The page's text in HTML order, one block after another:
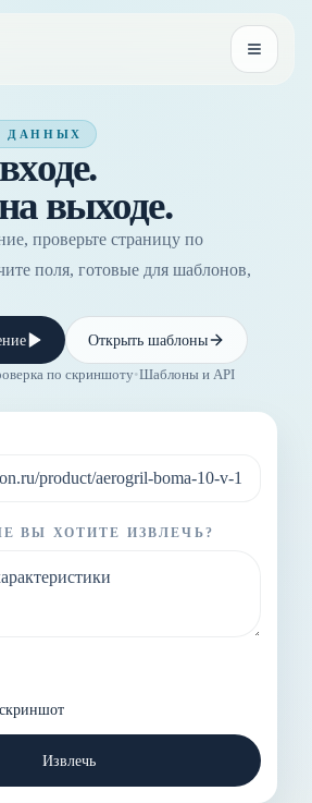
ДАННЫХ
выходе.
проверьте страницу по
поля, готовые для шаблонов,
Открыть шаблоны
по скриншоту•Шаблоны и API
ВЫ ХОТИТЕ ИЗВЛЕЧЬ?
Извлечь